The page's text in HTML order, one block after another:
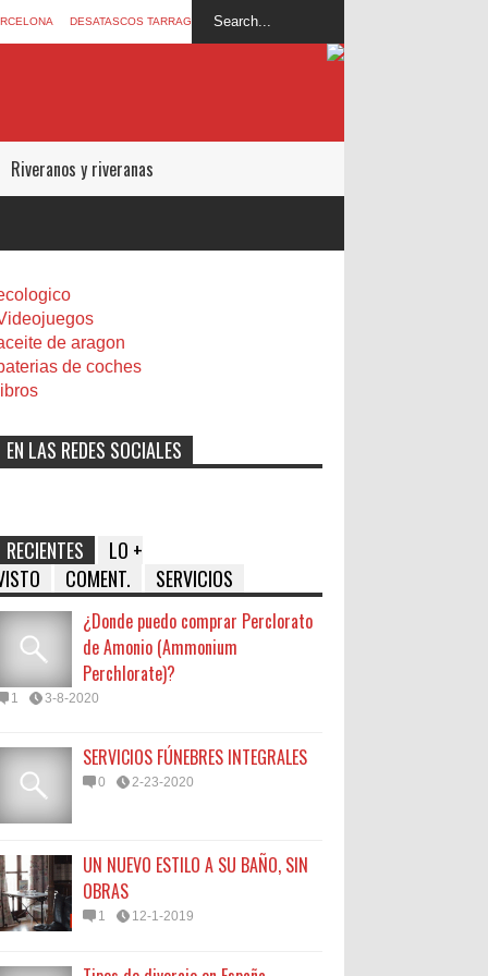
DESATASCOS TARRAGONA
Riveranos y riveranas
de aragon
de coches
libros
EN LAS REDES SOCIALES
RECIENTES
LO +
COMENT. SERVICIOS
¿Donde puedo comprar Perclorato
de Amonio (Ammonium
Perchlorate)?
1 3-8-2020
SERVICIOS FÚNEBRES INTEGRALES
0 2-23-2020
UN NUEVO ESTILO A SU BAÑO, SIN
OBRAS
1 12-1-2019